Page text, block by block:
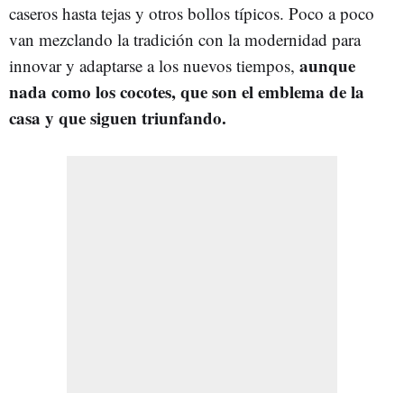
caseros hasta tejas y otros bollos típicos. Poco a poco
van mezclando la tradición con la modernidad para
innovar y adaptarse a los nuevos tiempos, aunque
nada como los cocotes, que son el emblema de la
casa y que siguen triunfando.